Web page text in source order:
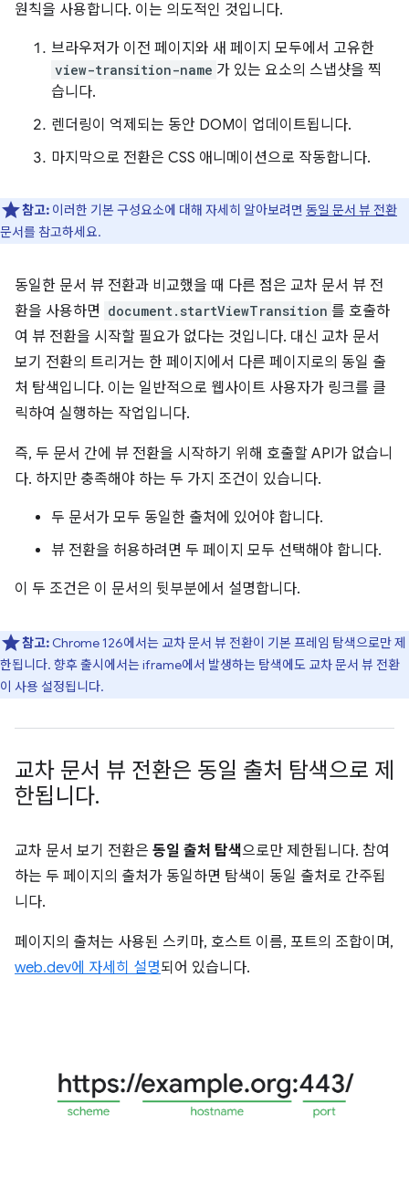
원칙을 사용합니다. 이는 의도적인 것입니다.
브라우저가 이전 페이지와 새 페이지 모두에서 고유한
view-transition-name 가 있는 요소의 스냅샷을 찍
습니다.
렌더링이 억제되는 동안 DOM이 업데이트됩니다.
마지막으로 전환은 CSS 애니메이션으로 작동합니다.
참고: 이러한 기본 구성요소에 대해 자세히 알아보려면 동일 문서 뷰 전환
문서를 참고하세요.
동일한 문서 뷰 전환과 비교했을 때 다른 점은 교차 문서 뷰 전
환을 사용하면 document.startViewTransition 를 호출하
여 뷰 전환을 시작할 필요가 없다는 것입니다. 대신 교차 문서
보기 전환의 트리거는 한 페이지에서 다른 페이지로의 동일 출
처 탐색입니다. 이는 일반적으로 웹사이트 사용자가 링크를 클
릭하여 실행하는 작업입니다.
즉, 두 문서 간에 뷰 전환을 시작하기 위해 호출할 API가 없습니
다. 하지만 충족해야 하는 두 가지 조건이 있습니다.
두 문서가 모두 동일한 출처에 있어야 합니다.
뷰 전환을 허용하려면 두 페이지 모두 선택해야 합니다.
이 두 조건은 이 문서의 뒷부분에서 설명합니다.
참고: Chrome 126에서는 교차 문서 뷰 전환이 기본 프레임 탐색으로만 제
한됩니다. 향후 출시에서는 iframe에서 발생하는 탐색에도 교차 문서 뷰 전환
이 사용 설정됩니다.
교차 문서 뷰 전환은 동일 출처 탐색으로 제
한됩니다.
교차 문서 보기 전환은 동일 출처 탐색으로만 제한됩니다. 참여
하는 두 페이지의 출처가 동일하면 탐색이 동일 출처로 간주됩
니다.
페이지의 출처는 사용된 스키마, 호스트 이름, 포트의 조합이며,
web.dev에 자세히 설명되어 있습니다.